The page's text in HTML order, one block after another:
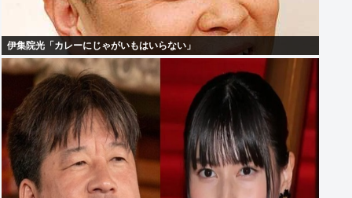
伊集院光「カレーにじゃがいもはいらない」